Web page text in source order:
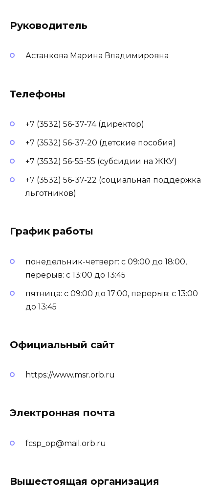
Руководитель
Астанкова Марина Владимировна
Телефоны
+7 (3532) 56-37-74 (директор)
+7 (3532) 56-37-20 (детские пособия)
+7 (3532) 56-55-55 (субсидии на ЖКУ)
+7 (3532) 56-37-22 (социальная поддержка
льготников)
График работы
понедельник-четверг: с 09:00 до 18:00,
перерыв: с 13:00 до 13:45
пятница: с 09:00 до 17:00, перерыв: с 13:00
до 13:45
Официальный сайт
https://www.msr.orb.ru
Электронная почта
fcsp_op@mail.orb.ru
Вышестоящая организация